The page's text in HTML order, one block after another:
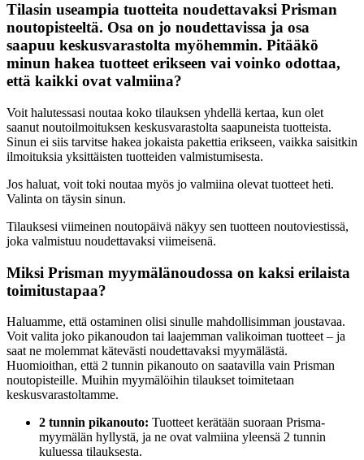
Tilasin useampia tuotteita noudettavaksi Prisman
noutopisteeltä. Osa on jo noudettavissa ja osa
saapuu keskusvarastolta myöhemmin. Pitääkö
minun hakea tuotteet erikseen vai voinko odottaa,
että kaikki ovat valmiina?
Voit halutessasi noutaa koko tilauksen yhdellä kertaa, kun olet
saanut noutoilmoituksen keskusvarastolta saapuneista tuotteista.
Sinun ei siis tarvitse hakea jokaista pakettia erikseen, vaikka saisitkin
ilmoituksia yksittäisten tuotteiden valmistumisesta.
Jos haluat, voit toki noutaa myös jo valmiina olevat tuotteet heti.
Valinta on täysin sinun.
Tilauksesi viimeinen noutopäivä näkyy sen tuotteen noutoviestissä,
joka valmistuu noudettavaksi viimeisenä.
Miksi Prisman myymälänoudossa on kaksi erilaista
toimitustapaa?
Haluamme, että ostaminen olisi sinulle mahdollisimman joustavaa.
Voit valita joko pikanoudon tai laajemman valikoiman tuotteet – ja
saat ne molemmat kätevästi noudettavaksi myymälästä.
Huomioithan, että 2 tunnin pikanouto on saatavilla vain Prisman
noutopisteille. Muihin myymälöihin tilaukset toimitetaan
keskusvarastoltamme.
2 tunnin pikanouto: Tuotteet kerätään suoraan Prisma-
myymälän hyllystä, ja ne ovat valmiina yleensä 2 tunnin
kuluessa tilauksesta.